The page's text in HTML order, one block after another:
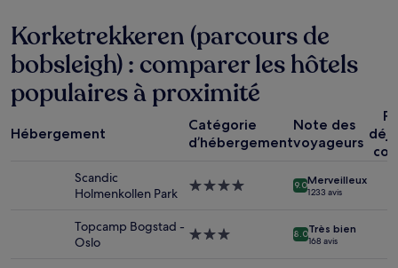
des
24 dernières
heures
sur
la
base
séjour
Korketrekkeren (parcours de
bobsleigh) : comparer les hôtels
populaires à proximité
Hébergement
Catégorie
d’hébergement
Note des
voyageurs
Scandic
Holmenkollen Park
Hébergement
9.0Merveilleux
1 233 avis
Topcamp Bogstad -
Oslo
Hébergement
8.0Très bien
168 avis